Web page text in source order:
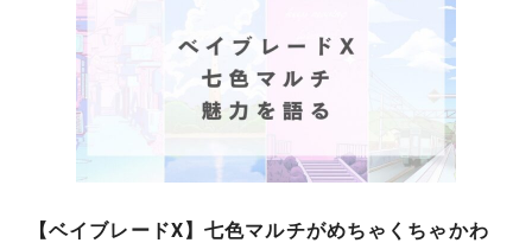
【ベイブレードX】七色マルチがめちゃくちゃかわ